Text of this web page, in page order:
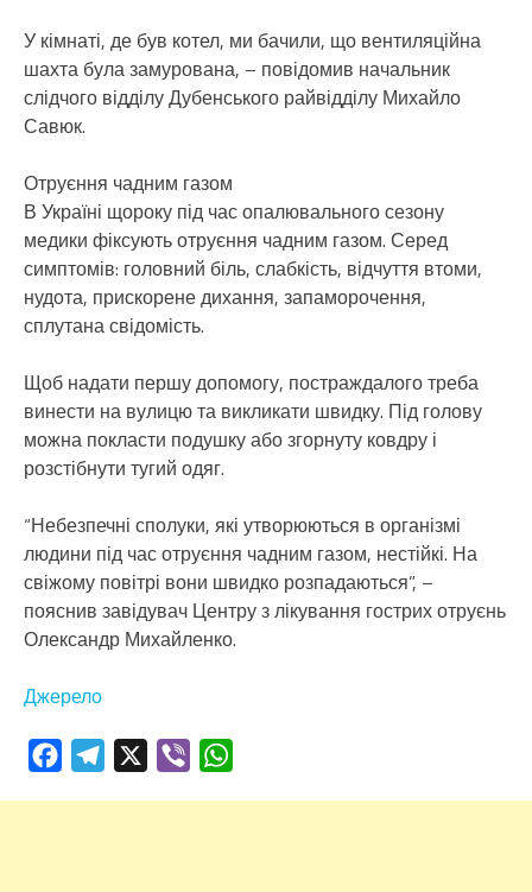
У кімнаті, де був котел, ми бачили, що вентиляційна
шахта була замурована, – повідомив начальник
слідчого відділу Дубенського райвідділу Михайло
Савюк.
Отруєння чадним газом
В Україні щороку під час опалювального сезону
медики фіксують отруєння чадним газом. Серед
симптомів: головний біль, слабкість, відчуття втоми,
нудота, прискорене дихання, запаморочення,
сплутана свідомість.
Щоб надати першу допомогу, постраждалого треба
винести на вулицю та викликати швидку. Під голову
можна покласти подушку або згорнуту ковдру і
розстібнути тугий одяг.
“Небезпечні сполуки, які утворюються в організмі
людини під час отруєння чадним газом, нестійкі. На
свіжому повітрі вони швидко розпадаються”, –
пояснив завідувач Центру з лікування гострих отруєнь
Олександр Михайленко.
Джерело
FacebookTelegram Viber